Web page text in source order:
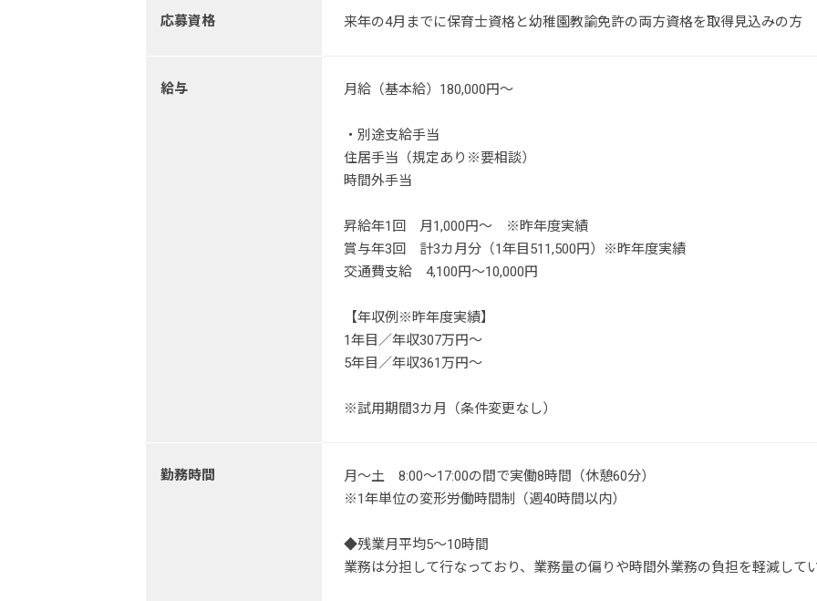
応募資格 来年の4月までに保育士資格と幼稚園教諭免許の両方資格を取得見込みの方
給与 月給（基本給）180,000円～
・別途支給手当
住居手当（規定あり※要相談）
時間外手当
昇給年1回 月1,000円～ ※昨年度実績
賞与年3回 計3カ月分（1年目511,500円）※昨年度実績
交通費支給 4,100円～10,000円
【年収例※昨年度実績】
1年目／年収307万円～
5年目／年収361万円～
※試用期間3カ月（条件変更なし）
勤務時間
月～土 8:00～17:00の間で実働8時間（休憩60分）
※1年単位の変形労働時間制（週40時間以内）
◆残業月平均5～10時間
業務は分担して行なっており、業務量の偏りや時間外業務の負担を軽減して